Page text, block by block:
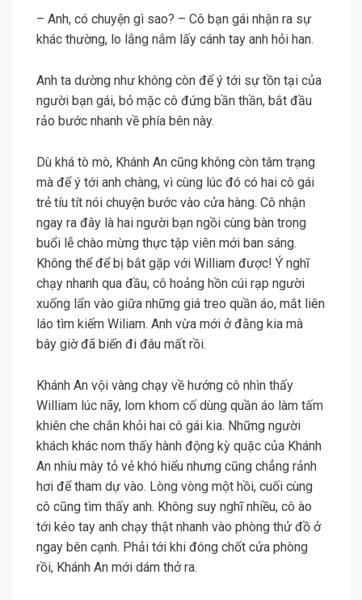
– Anh, có chuyện gì sao? – Cô bạn gái nhận ra sự
khác thường, lo lắng nắm lấy cánh tay anh hỏi han.
Anh ta dường như không còn để ý tới sự tồn tại của
người bạn gái, bỏ mặc cô đứng bần thần, bắt đầu
rảo bước nhanh về phía bên này.
Dù khá tò mò, Khánh An cũng không còn tâm trạng
mà để ý tới anh chàng, vì cùng lúc đó có hai cô gái
trẻ tíu tít nói chuyện bước vào cửa hàng. Cô nhận
ngay ra đây là hai người bạn ngồi cùng bàn trong
buổi lễ chào mừng thực tập viên mới ban sáng.
Không thể để bị bắt gặp với William được! Ý nghĩ
chạy nhanh qua đầu, cô hoảng hồn cúi rạp người
xuống lẩn vào giữa những giá treo quần áo, mắt liên
láo tìm kiếm Wiliam. Anh vừa mới ở đằng kia mà
bây giờ đã biến đi đâu mất rồi.
Khánh An vội vàng chạy về hướng cô nhìn thấy
William lúc nãy, lom khom cố dùng quần áo làm tấm
khiên che chắn khỏi hai cô gái kia. Những người
khách khác nom thấy hành động kỳ quặc của Khánh
An nhíu mày tỏ vẻ khó hiểu nhưng cũng chẳng rảnh
hơi để tham dự vào. Lòng vòng một hồi, cuối cùng
cô cũng tìm thấy anh. Không suy nghĩ nhiều, cô ào
tới kéo tay anh chạy thật nhanh vào phòng thử đồ ở
ngay bên cạnh. Phải tới khi đóng chốt cửa phòng
rồi, Khánh An mới dám thở ra.